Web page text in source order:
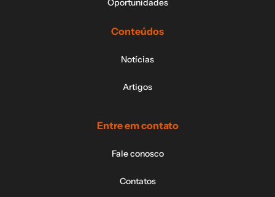
Oportunidades
Conteúdos
Notícias
Artigos
Entre em contato
Fale conosco
Contatos